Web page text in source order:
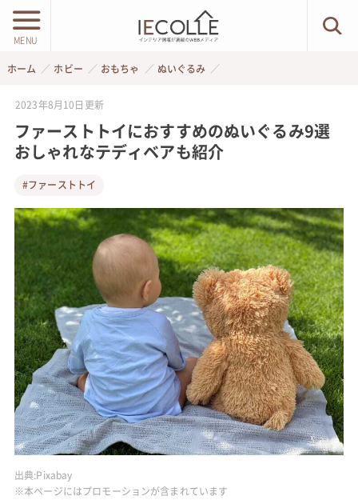
MENU
ホーム ホビー おもちゃ ぬいぐるみ
2023年8月10日 更新
ファーストトイにおすすめのぬいぐるみ9選
おしゃれなテディベアも紹介
#ファーストトイ
出典:Pixabay
※本ページにはプロモーションが含まれています